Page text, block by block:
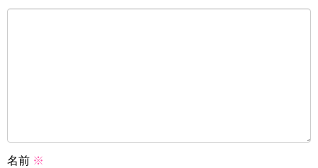
名前 ※